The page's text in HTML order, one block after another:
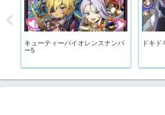
キューティーバイオレンスナンバ
ー5
ドキ